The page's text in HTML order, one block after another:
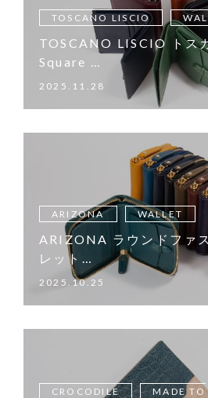
TOSCANO LISCIO
TOSCANO LISCIO トス
Square …
2025.11.28
ARIZONA WALLET
ARIZONA ラウンドファ
レット…
2025.10.25
CROCODILE
MADE TO